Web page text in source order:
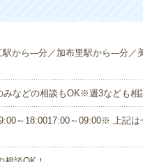
から---分／加布里駅から---分／
などの相談もOK※週3なども相
～18:0017:00～09:00※ 上記